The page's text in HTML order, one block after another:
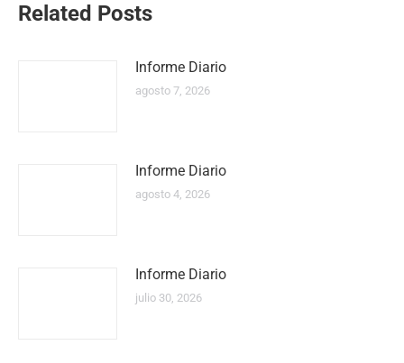
Related Posts
Informe Diario
agosto 7, 2026
Informe Diario
agosto 4, 2026
Informe Diario
julio 30, 2026